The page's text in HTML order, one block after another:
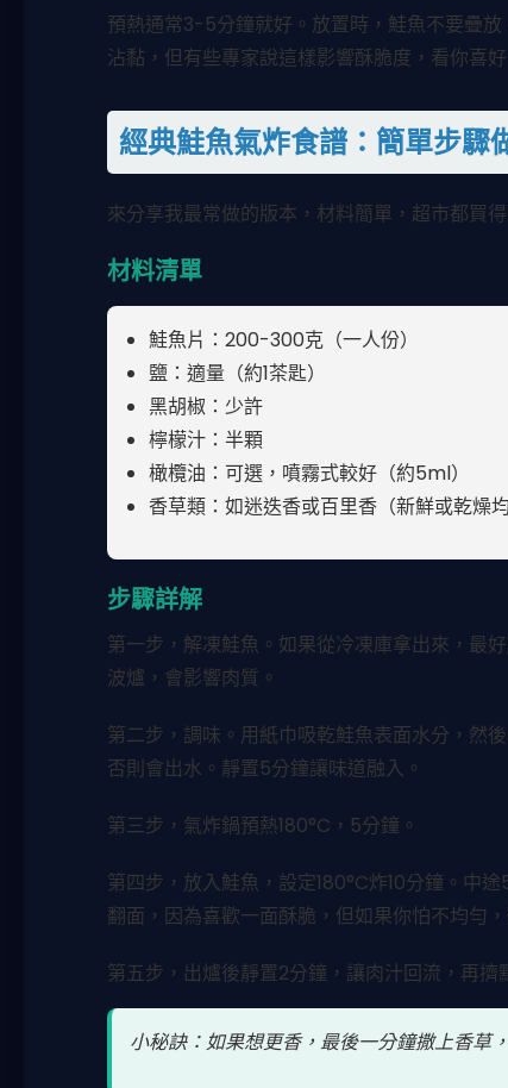
預熱通常3-5分鐘就好。放置時，鮭魚不要疊
沾黏，但有些專家說這樣影響酥脆度，看你喜好
經典鮭魚氣炸食譜：簡單步驟
來分享我最常做的版本，材料簡單，超市都買
材料清單
鮭魚片：200-300克（一人份）
鹽：適量（約1茶匙）
黑胡椒：少許
檸檬汁：半顆
橄欖油：可選，噴霧式較好（約5ml）
香草類：如迷迭香或百里香（新鮮或乾燥均
步驟詳解
第一步，解凍鮭魚。如果從冷凍庫拿出來，最
波爐，會影響肉質。
第二步，調味。用紙巾吸乾鮭魚表面水分，然
否則會出水。靜置5分鐘讓味道融入。
第三步，氣炸鍋預熱180°C，5分鐘。
第四步，放入鮭魚，設定180°C炸10分鐘。中
翻面，因為喜歡一面酥脆，但如果你怕不均勻
第五步，出爐後靜置2分鐘，讓肉汁回流，再擠
小秘訣：如果想更香，最後一分鐘撒上香草